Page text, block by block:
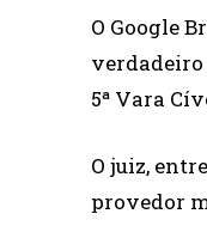
O Google
verdadeiro
5ª Vara
O juiz,
provedor